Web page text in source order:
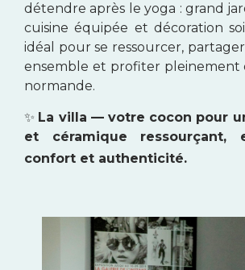
détendre après le yoga : grand
cuisine équipée et décoration
idéal pour se ressourcer,
ensemble et profiter pleinement
normande.
✨ La villa — votre cocon pour
et céramique ressourçant,
confort et authenticité.